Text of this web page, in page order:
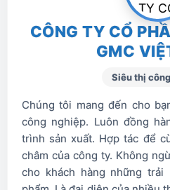
Hành trình các trục (X/Y/Z)
Khả năng tải trọng lớn nhất
Tốc độ trục chính
Khả năng dự trữ dao
CÔNG TY CỔ
GMC
Siêu thị
Chúng tôi mang đến cho
công nghiệp. Luôn đồng
trình sản xuất. Hợp tác để
châm của công ty. Không
cho khách hàng những